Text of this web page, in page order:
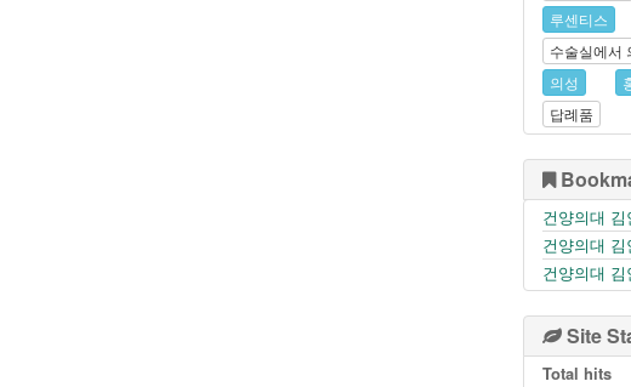
루센티스
수술실에서
의성
답례품
건양의대 김
건양의대
건양의대
Site
Total hits